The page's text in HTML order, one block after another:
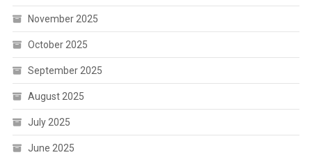
November 2025
October 2025
September 2025
August 2025
July 2025
June 2025